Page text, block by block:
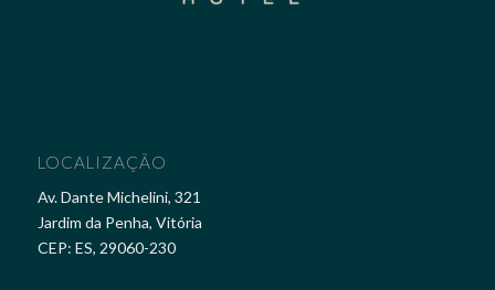
LOCALIZAÇÃO
Av. Dante Michelini, 321
Jardim da Penha, Vitória
CEP: ES, 29060-230